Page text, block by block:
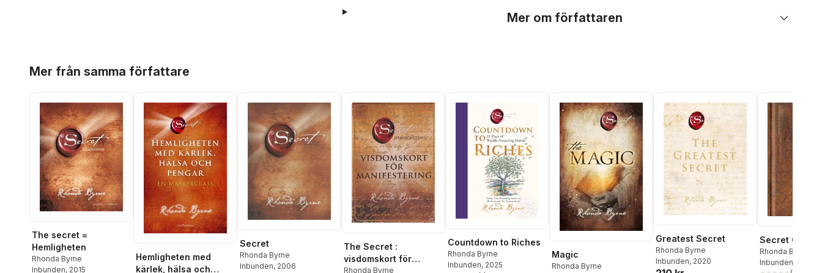
Mer om författaren
Mer från samma författare
The secret =
Hemligheten
Rhonda Byrne
Inbunden, 2015
Hemligheten med
kärlek, hälsa och
Secret
Rhonda Byrne
Inbunden, 2006
The Secret :
visdomskort för
manifestering
Rhonda Byrne
Countdown to Riches
Rhonda Byrne
Inbunden, 2025
Magic
Rhonda Byrne
Greatest Secret
Rhonda Byrne
Inbunden, 2020
Secret
Rhonda Byrne
Inbunden